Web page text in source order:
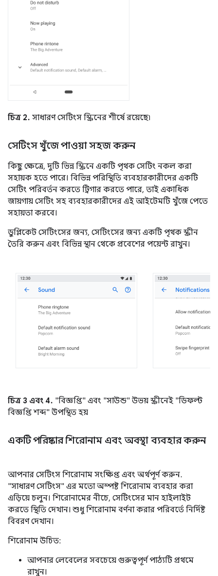
চিত্র 2. সাধারণ সেটিংস স্ক্রিনের শীর্ষে রয়েছে৷
সেটিংস খুঁজে পাওয়া সহজ করুন
কিছু ক্ষেত্রে, দুটি ভিন্ন স্ক্রিনে একটি পৃথক সেটিং নকল করা
সহায়ক হতে পারে। বিভিন্ন পরিস্থিতি ব্যবহারকারীদের একটি
সেটিং পরিবর্তন করতে ট্রিগার করতে পারে, তাই একাধিক
জায়গায় সেটিং সহ ব্যবহারকারীদের এই আইটেমটি খুঁজে পেতে
সহায়তা করবে।
ডুপ্লিকেট সেটিংসের জন্য, সেটিংসের জন্য একটি পৃথক স্ক্রীন
তৈরি করুন এবং বিভিন্ন স্থান থেকে প্রবেশের পয়েন্ট রাখুন।
চিত্র 3 এবং 4. "বিজ্ঞপ্তি" এবং "সাউন্ড" উভয় স্ক্রীনেই "ডিফল্ট
বিজ্ঞপ্তি শব্দ" উপস্থিত হয়
একটি পরিষ্কার শিরোনাম এবং অবস্থা ব্যবহার করুন
আপনার সেটিংস শিরোনাম সংক্ষিপ্ত এবং অর্থপূর্ণ করুন.
"সাধারণ সেটিংস" এর মতো অস্পষ্ট শিরোনাম ব্যবহার করা
এড়িয়ে চলুন। শিরোনামের নীচে, সেটিংসের মান হাইলাইট
করতে স্থিতি দেখান। শুধু শিরোনাম বর্ণনা করার পরিবর্তে নির্দিষ্ট
বিবরণ দেখান।
শিরোনাম উচিত:
আপনার লেবেলের সবচেয়ে গুরুত্বপূর্ণ পাঠ্যটি প্রথমে
রাখুন।